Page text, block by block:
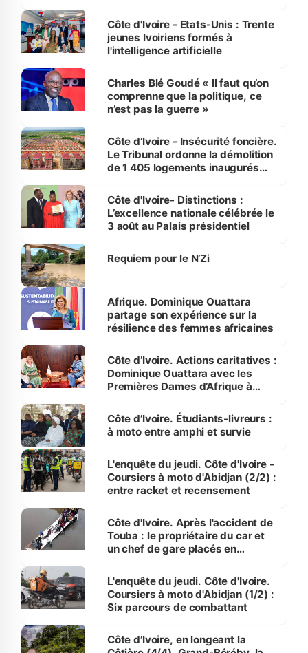
Côte d'Ivoire - Etats-Unis : Trente
jeunes Ivoiriens formés à
l'intelligence artificielle
Charles Blé Goudé « Il faut qu’on
comprenne que la politique, ce
n’est pas la guerre »
Côte d’Ivoire - Insécurité foncière.
Le Tribunal ordonne la démolition
de 1 405 logements inaugurés
Bassam
Côte d'Ivoire- Distinctions :
L’excellence nationale célébrée le
3 août au Palais présidentiel
Requiem pour le N’Zi
Afrique. Dominique Ouattara
partage son expérience sur la
résilience des femmes africaines
Côte d’Ivoire. Actions caritatives :
Dominique Ouattara avec les
Premières Dames d’Afrique à
Côte d’Ivoire. Étudiants-livreurs :
à moto entre amphi et survie
L'enquête du jeudi. Côte d'Ivoire -
Coursiers à moto d'Abidjan (2/2) :
entre racket et recensement
Côte d'Ivoire. Après l'accident de
Touba : le propriétaire du car et
un chef de gare placés en
L'enquête du jeudi. Côte d'Ivoire.
Coursiers à moto d'Abidjan (1/2) :
Six parcours de combattant
Côte d’Ivoire, en longeant la